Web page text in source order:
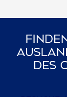
Des